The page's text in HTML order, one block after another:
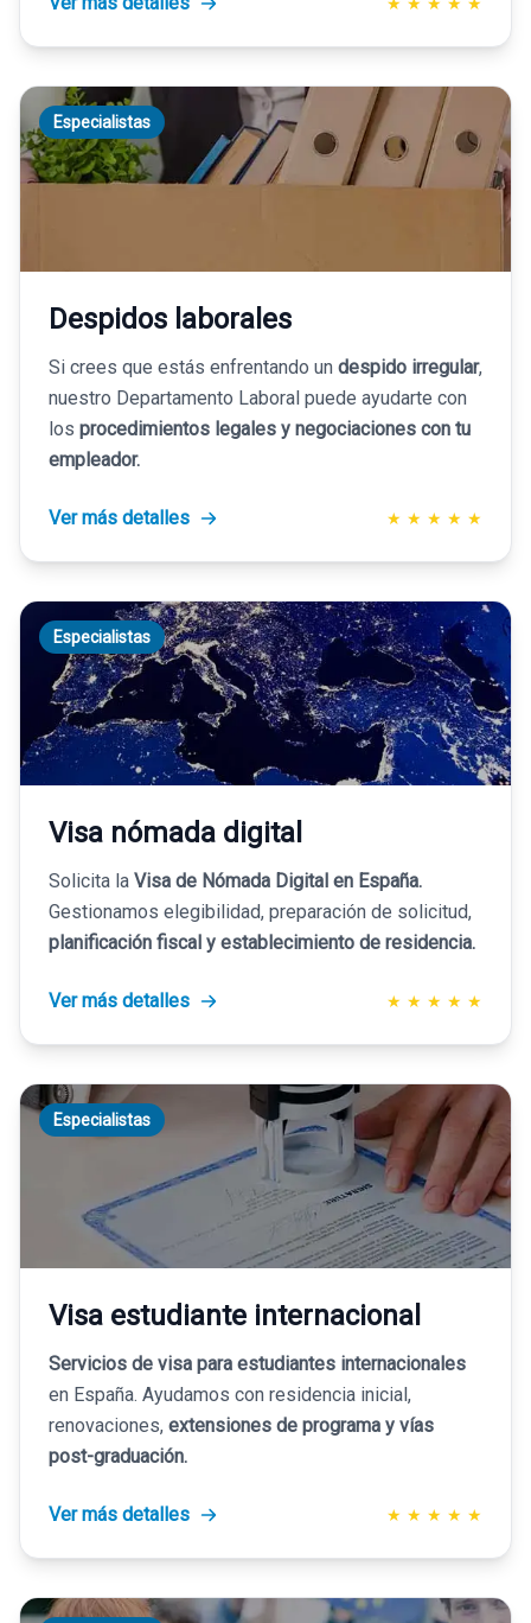
★ ★ ★ ★ ★
Especialistas
Despidos laborales
Si crees que estás enfrentando un despido irregular,
nuestro Departamento Laboral puede ayudarte con
los procedimientos legales y negociaciones con tu
empleador.
Ver más detalles ★ ★ ★ ★ ★
Especialistas
Visa nómada digital
Solicita la Visa de Nómada Digital en España.
Gestionamos elegibilidad, preparación de solicitud,
planificación fiscal y establecimiento de residencia.
Ver más detalles ★ ★ ★ ★ ★
Especialistas
Visa estudiante internacional
Servicios de visa para estudiantes internacionales
en España. Ayudamos con residencia inicial,
renovaciones, extensiones de programa y vías
post-graduación.
Ver más detalles ★ ★ ★ ★ ★